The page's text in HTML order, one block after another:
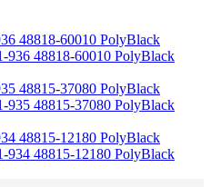
48818-60010 PolyBlack
48815-37080 PolyBlack
48815-12180 PolyBlack